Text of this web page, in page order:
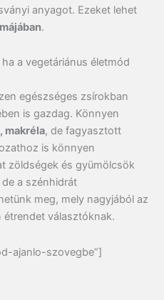
anyagot. Ezeket lehet
.
a vegetáriánus életmód
egészséges zsírokban
is gazdag. Könnyen
makréla, de fagyasztott
is könnyen
zöldségek és gyümölcsök
a szénhidrát
meg, mely nagyjából az
étrendet választóknak.
ajanlo-szovegbe”]